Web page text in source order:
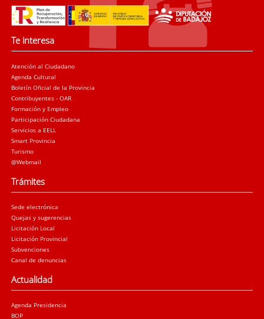
Te interesa
Atención al Ciudadano
Agenda Cultural
Boletín Oficial de la Provincia
Contribuyentes - OAR
Formación y Empleo
Participación Ciudadana
Servicios a EELL
Smart Provincia
Turismo
@Webmail
Trámites
Sede electrónica
Quejas y sugerencias
Licitación Local
Licitación Provincial
Subvenciones
Canal de denuncias
Actualidad
Agenda Presidencia
BOP